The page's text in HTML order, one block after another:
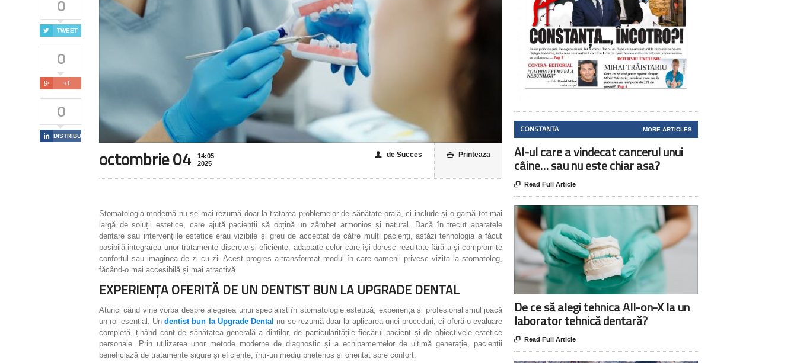
0
 TWEET
0
 +1
0
 DISTRIBUIE
octombrie 04
14:05
2025
 Printeaza
👤 de Succes
Stomatologia modernă nu se mai rezumă doar la tratarea problemelor de sănătate orală, ci include și o gamă tot mai
largă de soluții estetice, care ajută pacienții să obțină un zâmbet armonios și natural. Dacă în trecut aparatele
dentare sau intervențiile estetice erau vizibile și greu de acceptat de către mulți pacienți, astăzi tehnologia a făcut
posibilă integrarea unor tratamente discrete și eficiente, adaptate celor care își doresc rezultate fără a-și compromite
confortul sau imaginea de zi cu zi. Acest progres a transformat modul în care oamenii privesc vizita la stomatolog,
făcând-o mai accesibilă și mai atractivă.
EXPERIENȚA OFERITĂ DE UN DENTIST BUN LA UPGRADE DENTAL
Atunci când vine vorba despre alegerea unui specialist în stomatologie estetică, experiența și profesionalismul joacă
un rol esențial. Un dentist bun la Upgrade Dental nu se rezumă doar la aplicarea unei proceduri, ci oferă o evaluare
completă, ținând cont de sănătatea generală a dinților, de particularitățile fiecărui pacient și de obiectivele estetice
personale. Prin utilizarea unor metode moderne de diagnostic și a echipamentelor de ultimă generație, pacienții
beneficiază de tratamente sigure și eficiente, într-un mediu prietenos și orientat spre confort.
CONSTANTA MORE ARTICLES
AI-ul care a vindecat cancerul unui
câine… sau nu este chiar asa?
 Read Full Article
De ce să alegi tehnica All-on-X la un
laborator tehnică dentară?
 Read Full Article